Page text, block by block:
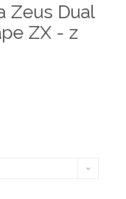
Zeus Dual
ZX - z